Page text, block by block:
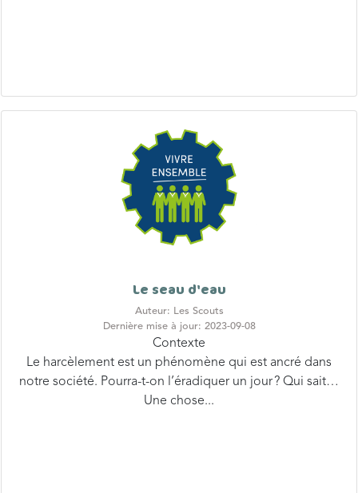
Auteur: Les Scouts
Contexte
Le harcèlement est un phénomène qui est ancré dans
notre société. Pourra-t-on l’éradiquer un jour ? Qui sait…
Une chose...